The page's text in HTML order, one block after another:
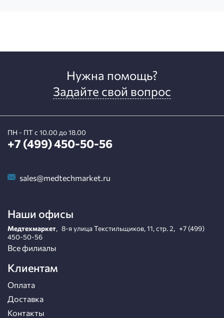
Нужна помощь?
Задайте свой вопрос
ПН - ПТ с 10.00 до 18.00
+7 (499) 450-50-56
sales@medtechmarket.ru
Наши офисы
Медтехмаркет, 8-я улица Текстильщиков, 11, стр. 2, +7 (499)
450-50-56
Все филиалы
Клиентам
Оплата
Доставка
Контакты